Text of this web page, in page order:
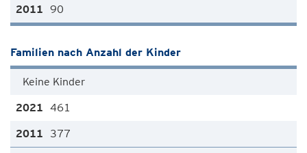
90
Familien nach Anzahl der Kinder
Keine Kinder
461
377